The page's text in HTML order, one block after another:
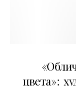
цвета»: